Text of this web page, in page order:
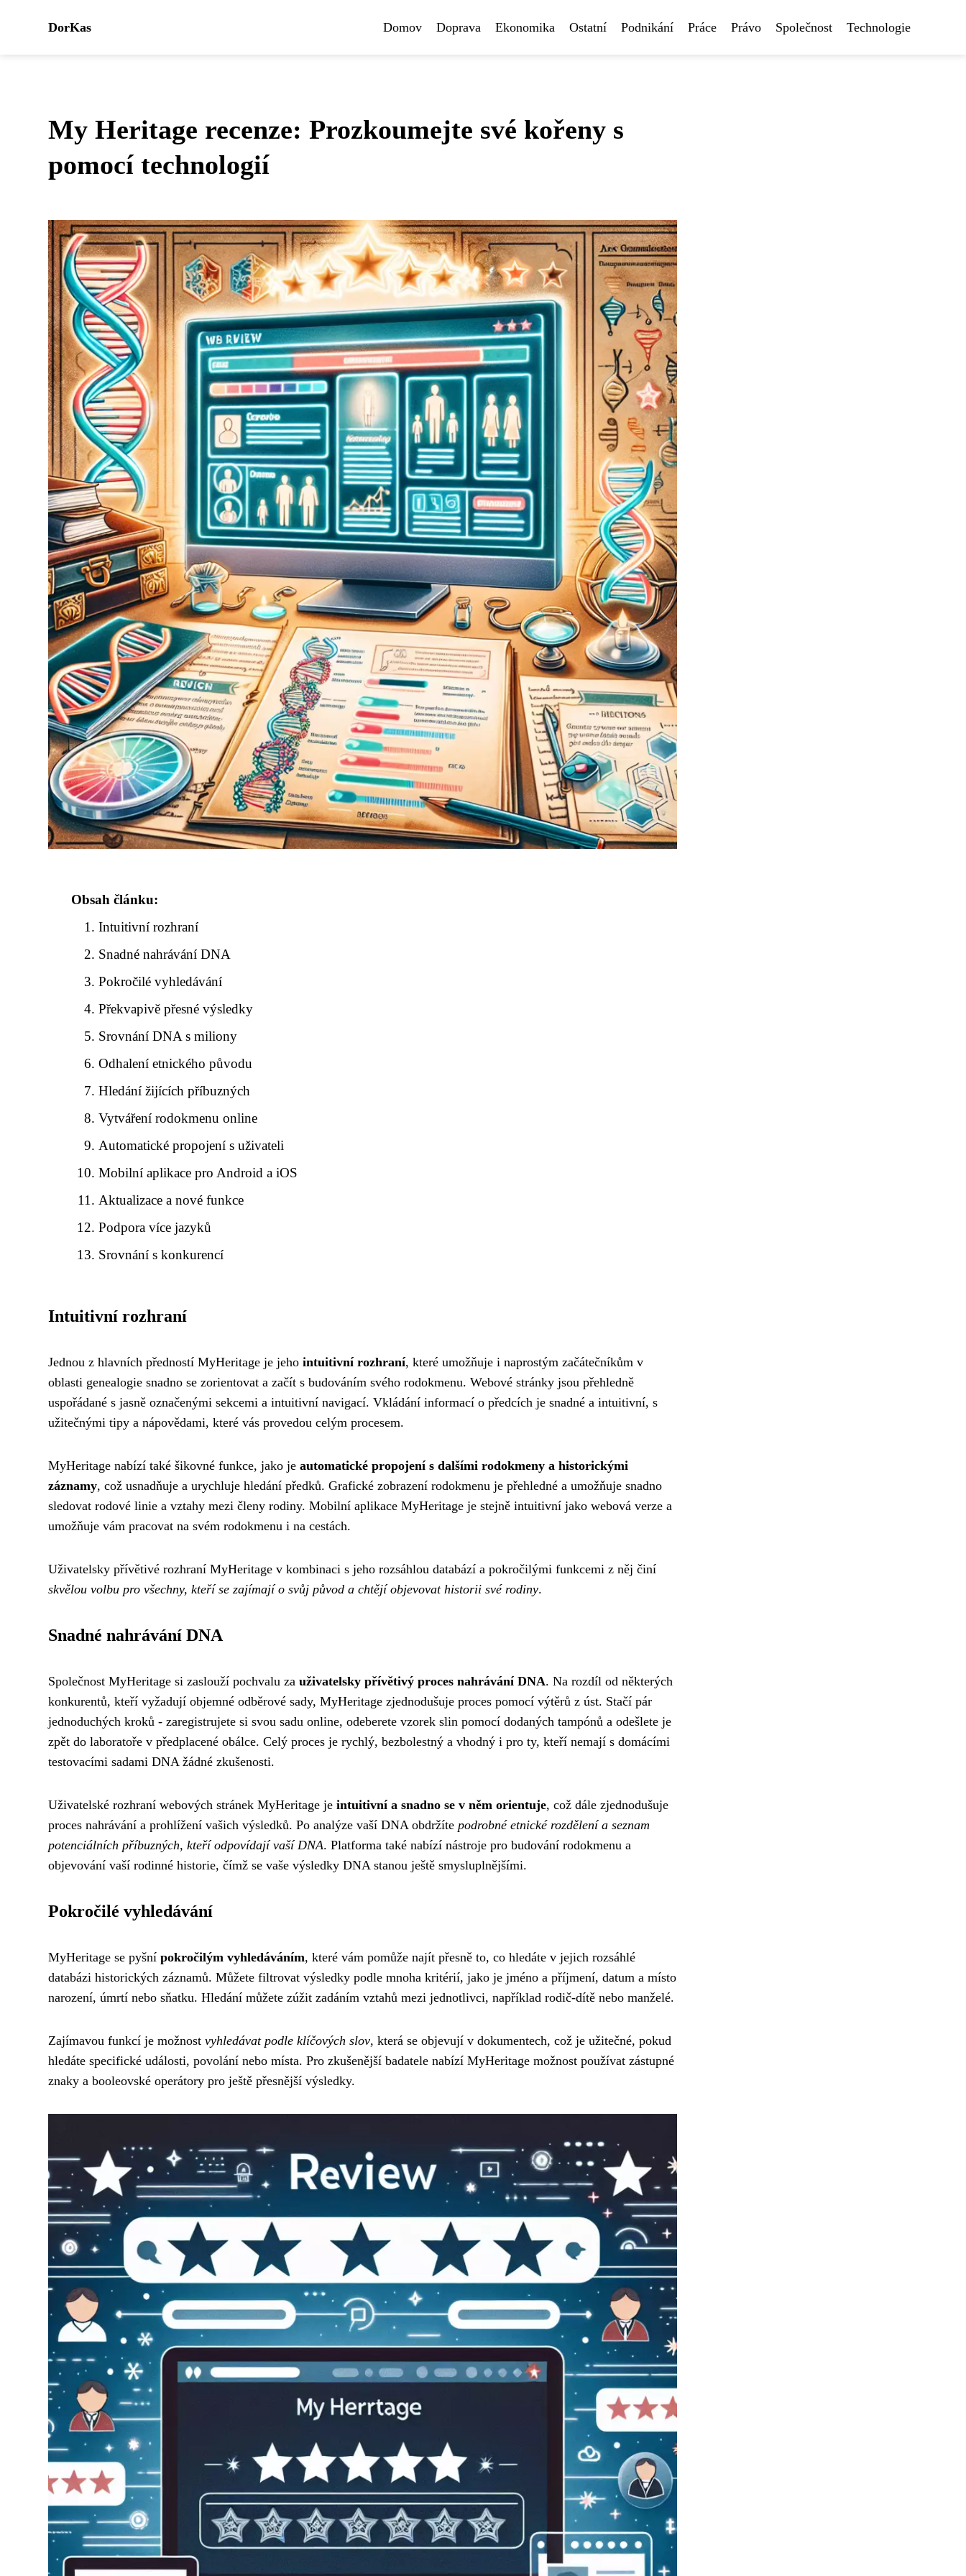
DorKas Domov Doprava Ekonomika Ostatní Podnikání Práce Právo Společnost Technologie
My Heritage recenze: Prozkoumejte své kořeny s
pomocí technologií
Obsah článku:
Intuitivní rozhraní
Snadné nahrávání DNA
Pokročilé vyhledávání
Překvapivě přesné výsledky
Srovnání DNA s miliony
Odhalení etnického původu
Hledání žijících příbuzných
Vytváření rodokmenu online
Automatické propojení s uživateli
Mobilní aplikace pro Android a iOS
Aktualizace a nové funkce
Podpora více jazyků
Srovnání s konkurencí
Intuitivní rozhraní
Jednou z hlavních předností MyHeritage je jeho intuitivní rozhraní, které umožňuje i naprostým začátečníkům v
oblasti genealogie snadno se zorientovat a začít s budováním svého rodokmenu. Webové stránky jsou přehledně
uspořádané s jasně označenými sekcemi a intuitivní navigací. Vkládání informací o předcích je snadné a intuitivní, s
užitečnými tipy a nápovědami, které vás provedou celým procesem.
MyHeritage nabízí také šikovné funkce, jako je automatické propojení s dalšími rodokmeny a historickými
záznamy, což usnadňuje a urychluje hledání předků. Grafické zobrazení rodokmenu je přehledné a umožňuje snadno
sledovat rodové linie a vztahy mezi členy rodiny. Mobilní aplikace MyHeritage je stejně intuitivní jako webová verze a
umožňuje vám pracovat na svém rodokmenu i na cestách.
Uživatelsky přívětivé rozhraní MyHeritage v kombinaci s jeho rozsáhlou databází a pokročilými funkcemi z něj činí
skvělou volbu pro všechny, kteří se zajímají o svůj původ a chtějí objevovat historii své rodiny.
Snadné nahrávání DNA
Společnost MyHeritage si zaslouží pochvalu za uživatelsky přívětivý proces nahrávání DNA. Na rozdíl od některých
konkurentů, kteří vyžadují objemné odběrové sady, MyHeritage zjednodušuje proces pomocí výtěrů z úst. Stačí pár
jednoduchých kroků - zaregistrujete si svou sadu online, odeberete vzorek slin pomocí dodaných tampónů a odešlete je
zpět do laboratoře v předplacené obálce. Celý proces je rychlý, bezbolestný a vhodný i pro ty, kteří nemají s domácími
testovacími sadami DNA žádné zkušenosti.
Uživatelské rozhraní webových stránek MyHeritage je intuitivní a snadno se v něm orientuje, což dále zjednodušuje
proces nahrávání a prohlížení vašich výsledků. Po analýze vaší DNA obdržíte podrobné etnické rozdělení a seznam
potenciálních příbuzných, kteří odpovídají vaší DNA. Platforma také nabízí nástroje pro budování rodokmenu a
objevování vaší rodinné historie, čímž se vaše výsledky DNA stanou ještě smysluplnějšími.
Pokročilé vyhledávání
MyHeritage se pyšní pokročilým vyhledáváním, které vám pomůže najít přesně to, co hledáte v jejich rozsáhlé
databázi historických záznamů. Můžete filtrovat výsledky podle mnoha kritérií, jako je jméno a příjmení, datum a místo
narození, úmrtí nebo sňatku. Hledání můžete zúžit zadáním vztahů mezi jednotlivci, například rodič-dítě nebo manželé.
Zajímavou funkcí je možnost vyhledávat podle klíčových slov, která se objevují v dokumentech, což je užitečné, pokud
hledáte specifické události, povolání nebo místa. Pro zkušenější badatele nabízí MyHeritage možnost používat zástupné
znaky a booleovské operátory pro ještě přesnější výsledky.